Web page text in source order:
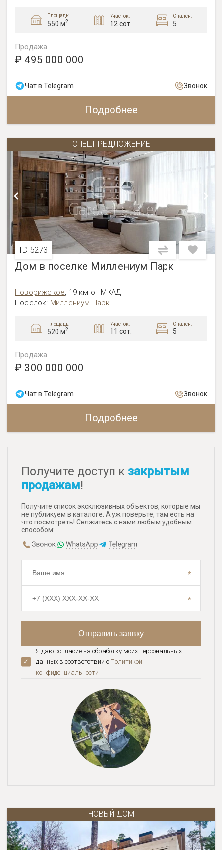
Площадь:
550 м2
Участок:
12 сот.
Спален:
5
Продажа
₽ 495 000 000
Чат в Telegram Звонок
Подробнее
СПЕЦПРЕДЛОЖЕНИЕ
ID 5273
Дом в поселке Миллениум Парк
Новорижское, 19 км от МКАД
Посёлок: Миллениум Парк
Площадь:
520 м2
Участок:
11 сот.
Спален:
5
Продажа
₽ 300 000 000
Чат в Telegram Звонок
Подробнее
Получите доступ к закрытым
продажам!
Получите список эксклюзивных объектов, которые мы
не публикуем в каталоге. А уж поверьте, там есть на
что посмотреть! Свяжитесь с нами любым удобным
способом:
Я даю согласие на обработку моих персональных
данных в соответствии с Политикой
конфиденциальноcти
НОВЫЙ ДОМ